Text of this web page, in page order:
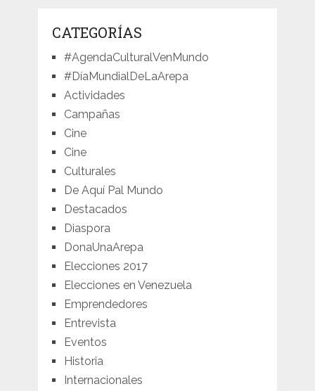
CATEGORÍAS
#AgendaCulturalVenMundo
#DíaMundialDeLaArepa
Actividades
Campañas
Cine
Cine
Culturales
De Aquí Pal Mundo
Destacados
Diaspora
DonaUnaArepa
Elecciones 2017
Elecciones en Venezuela
Emprendedores
Entrevista
Eventos
Historia
Internacionales